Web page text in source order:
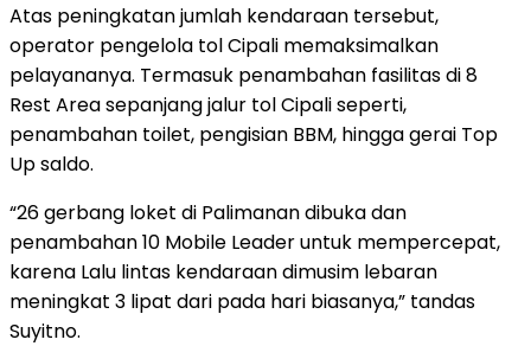
Atas peningkatan jumlah kendaraan tersebut,
operator pengelola tol Cipali memaksimalkan
pelayananya. Termasuk penambahan fasilitas di 8
Rest Area sepanjang jalur tol Cipali seperti,
penambahan toilet, pengisian BBM, hingga gerai Top
Up saldo.
“26 gerbang loket di Palimanan dibuka dan
penambahan 10 Mobile Leader untuk mempercepat,
karena Lalu lintas kendaraan dimusim lebaran
meningkat 3 lipat dari pada hari biasanya,” tandas
Suyitno.